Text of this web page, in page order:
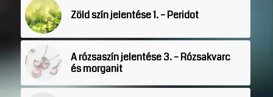
Zöld szín jelentése 1. – Peridot
A rózsaszín jelentése 3. – Rózsakvarc
és morganit